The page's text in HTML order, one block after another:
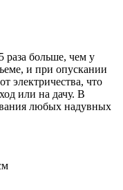
раза больше, чем у
и при опускании
электричества, что
или на дачу. В
любых надувных